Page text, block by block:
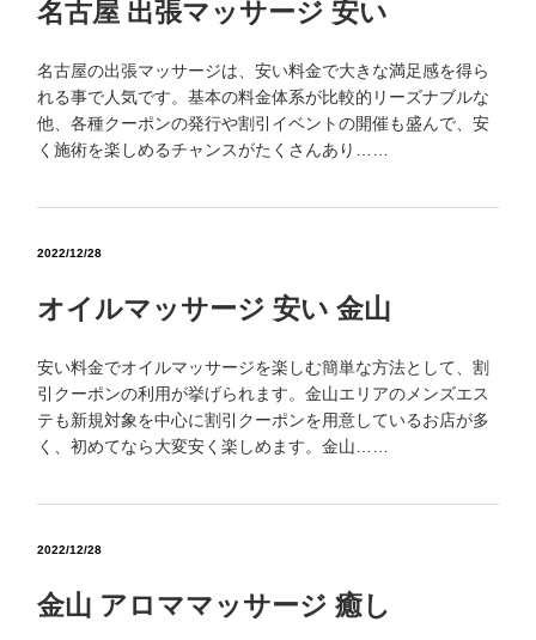
名古屋 出張マッサージ 安い
名古屋の出張マッサージは、安い料金で大きな満足感を得ら
れる事で人気です。基本の料金体系が比較的リーズナブルな
他、各種クーポンの発行や割引イベントの開催も盛んで、安
く施術を楽しめるチャンスがたくさんあり……
2022/12/28
オイルマッサージ 安い 金山
安い料金でオイルマッサージを楽しむ簡単な方法として、割
引クーポンの利用が挙げられます。金山エリアのメンズエス
テも新規対象を中心に割引クーポンを用意しているお店が多
く、初めてなら大変安く楽しめます。金山……
2022/12/28
金山 アロママッサージ 癒し